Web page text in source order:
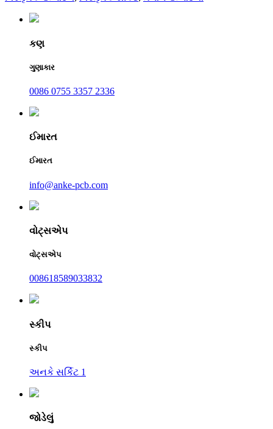
કણ
ગુણાકાર
0086 0755 3357 2336
ઈમારત
ઈમારત
info@anke-pcb.com
વોટ્સએપ
વોટ્સએપ
008618589033832
સ્કીપ
સ્કીપ
અનકે સર્કિટ 1
જોડેલું